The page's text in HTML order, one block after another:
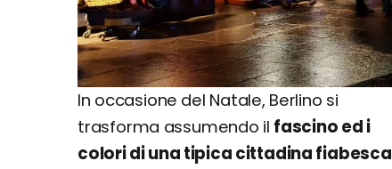
In occasione del Natale, Berlino si
trasforma assumendo il fascino ed i
colori di una tipica cittadina fiabesca